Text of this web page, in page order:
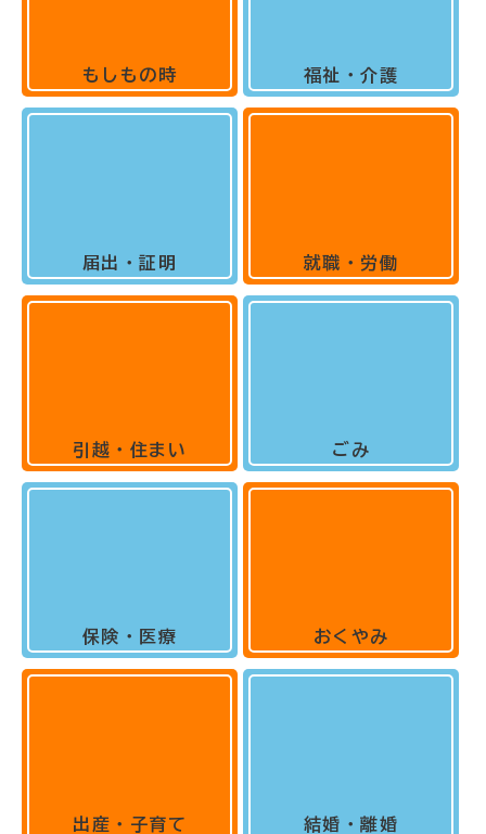
もしもの時
届出・証明
引越・住まい
保険・医療
出産・子育て
福祉・介護
就職・労働
ごみ
おくやみ
結婚・離婚